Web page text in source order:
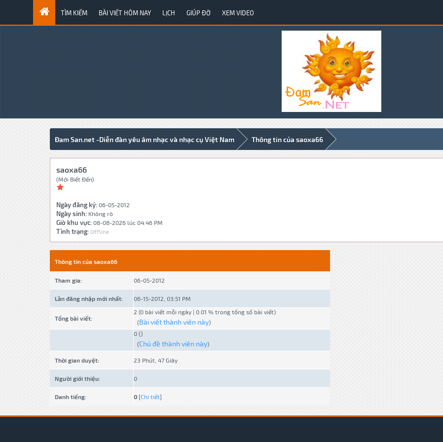
TÌM KIẾM BÀI VIẾT HÔM NAY LỊCH GIÚP ĐỠ XEM VIDEO
Đam San.net -Diễn đàn yêu âm nhạc và nhạc cụ Việt Nam Thông tin của saoxa66
saoxa66
(Mới Biết Đến)
Ngày đăng ký:06-05-2012
Ngày sinh:Không rõ
Giờ khu vực:08-08-2026 lúc 04:46 PM
Tình trạng: Offline
Thông tin của saoxa66
Tham gia: 06-05-2012
Lần đăng nhập mới nhất: 06-15-2012, 03:51 PM
Tổng bài viết:
2 (0 bài viết mỗi ngày | 0.01 % trong tổng số bài viết)
(Bài viết thành viên này)
0 ()
(Chủ đề thành viên này)
Thời gian duyệt: 23 Phút, 47 Giây
Người giới thiệu: 0
Danh tiếng: 0 [Chi tiết]